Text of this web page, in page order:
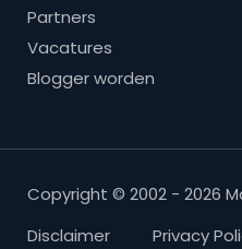
Partners
Vacatures
Blogger worden
Copyright © 2002 - 2026
Disclaimer
Privacy